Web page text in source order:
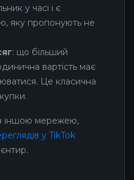
у часі і є
яку пропонують не
: що більший
вартість має
Це класична
іншою мережею,
у TikTok